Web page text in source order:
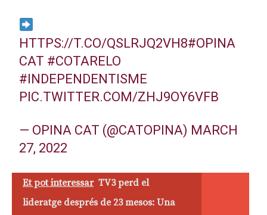
HTTPS://T.CO/QSLRJQ2VH8#OPINA
CAT #COTARELO
#INDEPENDENTISME
PIC.TWITTER.COM/ZHJ9OY6VFB
— OPINA CAT (@CATOPINA) MARCH
27, 2022
Et pot interessar TV3 perd el
lideratge després de 23 mesos: Una